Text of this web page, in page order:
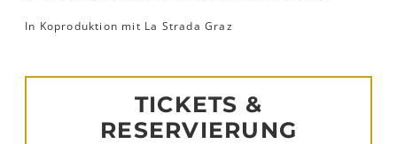
In Koproduktion mit La Strada Graz
TICKETS &
RESERVIERUNG